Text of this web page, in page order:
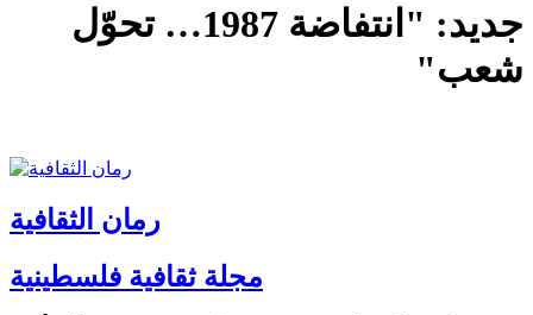
جديد: "انتفاضة 1987… تحوّل
شعب"
رمان الثقافية
مجلة ثقافية فلسطينية